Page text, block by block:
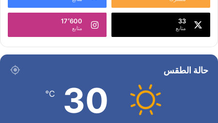
33
متابع
17٬600
متابع
حالة الطقس
30
℃